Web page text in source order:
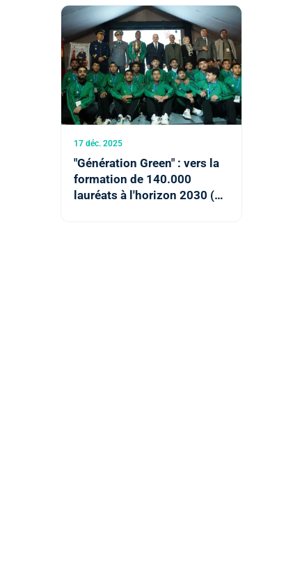
17 déc. 2025
"Génération Green" : vers la
formation de 140.000
lauréats à l'horizon 2030 (M.